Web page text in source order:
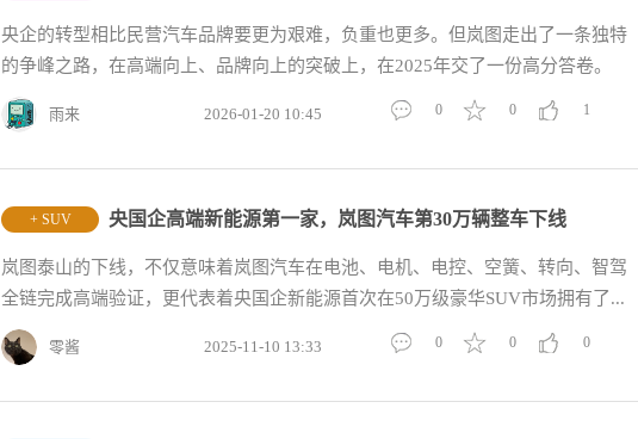
央企的转型相比民营汽车品牌要更为艰难，负重也更多。但岚图走出了一条独特
的争峰之路，在高端向上、品牌向上的突破上，在2025年交了一份高分答卷。
雨来 2026-01-20 10:45 1
0
0
+ SUV 央国企高端新能源第一家，岚图汽车第30万辆整车下线
岚图泰山的下线，不仅意味着岚图汽车在电池、电机、电控、空簧、转向、智驾
全链完成高端验证，更代表着央国企新能源首次在50万级豪华SUV市场拥有了...
零酱 2025-11-10 13:33 0
0
0